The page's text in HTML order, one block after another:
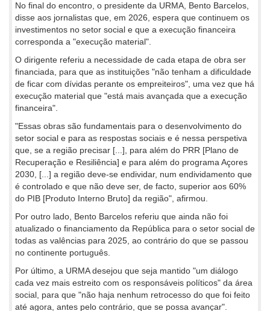
No final do encontro, o presidente da URMA, Bento Barcelos,
disse aos jornalistas que, em 2026, espera que continuem os
investimentos no setor social e que a execução financeira
corresponda a "execução material".
O dirigente referiu a necessidade de cada etapa de obra ser
financiada, para que as instituições "não tenham a dificuldade
de ficar com dívidas perante os empreiteiros", uma vez que há
execução material que "está mais avançada que a execução
financeira".
"Essas obras são fundamentais para o desenvolvimento do
setor social e para as respostas sociais e é nessa perspetiva
que, se a região precisar [...], para além do PRR [Plano de
Recuperação e Resiliência] e para além do programa Açores
2030, [...] a região deve-se endividar, num endividamento que
é controlado e que não deve ser, de facto, superior aos 60%
do PIB [Produto Interno Bruto] da região", afirmou.
Por outro lado, Bento Barcelos referiu que ainda não foi
atualizado o financiamento da República para o setor social de
todas as valências para 2025, ao contrário do que se passou
no continente português.
Por último, a URMA desejou que seja mantido "um diálogo
cada vez mais estreito com os responsáveis políticos" da área
social, para que "não haja nenhum retrocesso do que foi feito
até agora, antes pelo contrário, que se possa avançar".